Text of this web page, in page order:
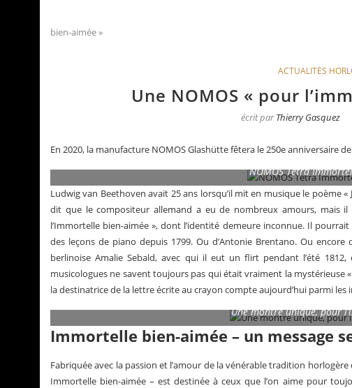
bien-aimée »
ACTUALITÉS
Une NOMOS « pour
écrit parThierry Gasquez
En 2020, la manufacture NOMOS Glashütte fêtera le 250e anniversaire
NOMOS Tetra
Ludwig van Beethoven avait 25 ans lorsqu’il mit en musique le poème «
dit que le compositeur allemand a eu de nombreux amours, mais il
l’Immortelle bien-aimée », dont l’identité demeure inconnue. Il
des leçons de piano depuis 1799. Ou d’Antonie Brentano. Ou
berlinoise Amalie Sebald, avec qui il eut un flirt pendant l’été
musicologues ne savent toujours pas qui était vraiment la mystérieuse
la destinatrice de la lettre écrite au crayon compte aujourd’hui parmi les
Une montre unique, pour
Immortelle bien-aimée – un message
Fabriquée avec la passion et l’amour de la vénérable tradition
Immortelle bien-aimée – est destinée à ceux que l’on aime pour
de Grégory Pons La Santos de Cartier